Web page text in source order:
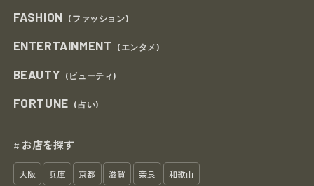
FASHION (ファッション)
ENTERTAINMENT (エンタメ)
BEAUTY (ビューティ)
FORTUNE (占い)
# お店を探す
大阪 兵庫 京都 滋賀 奈良 和歌山